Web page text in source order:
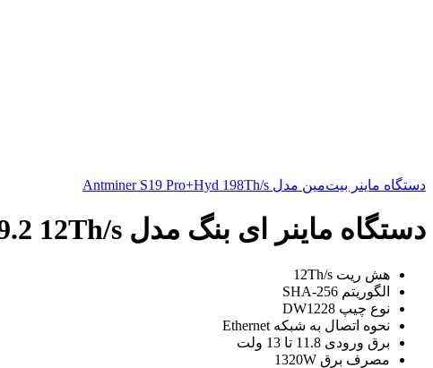
دستگاه ماینر بیت‌مین مدل Antminer S19 Pro+Hyd 198Th/s
دستگاه ماینر ای بنگ مدل Ebang Ebit E9.2 12Th/s
هش ریت 12Th/s
الگوریتم SHA-256
نوع چیپ DW1228
نحوه اتصال به شبکه Ethernet
برق ورودی 11.8 تا 13 ولت
مصرف برق 1320W